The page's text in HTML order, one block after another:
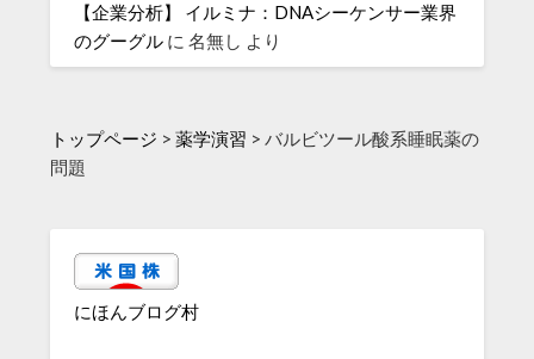
【企業分析】 イルミナ：DNAシーケンサー業界
のグーグル に名無し より
トップページ >薬学演習 > バルビツール酸系睡眠薬の
問題
にほんブログ村